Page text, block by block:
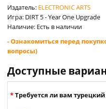
Издатель: ELECTRONIC ARTS
Игра: DIRT 5 - Year One Upgrade
Наличие: Есть в наличии
- Ознакомиться перед
вопросы)
Доступные
Требуется ли вам